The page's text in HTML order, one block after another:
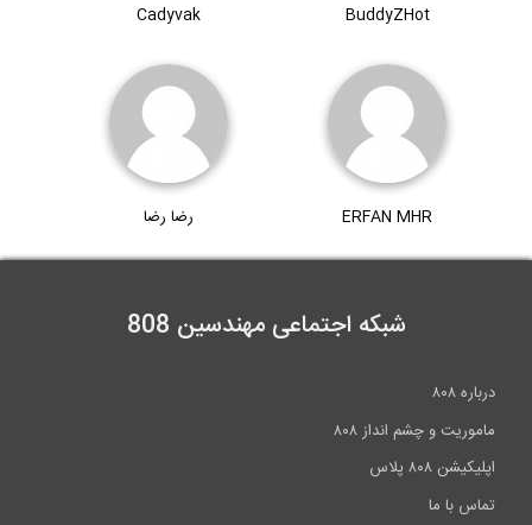
توضیحات در باره بتن پیش تنیده و پیش...
مجموعه آموزشی 9 قسمتی فرآیند جوشکاری با...
BuddyZHot
Cadyvak
ERFAN MHR رضا رضا
شبکه اجتماعی مهندسین 808
درباره ۸۰۸
ماموریت و چشم انداز ۸۰۸
اپلیکیشن ۸۰۸ پلاس
تماس با ما